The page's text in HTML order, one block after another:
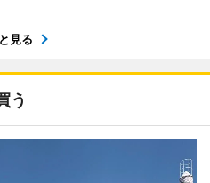
見る
う